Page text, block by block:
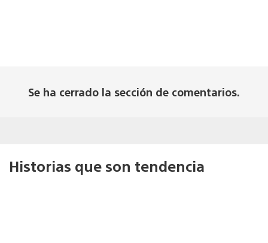
Se ha cerrado la sección de comentarios.
Historias que son tendencia